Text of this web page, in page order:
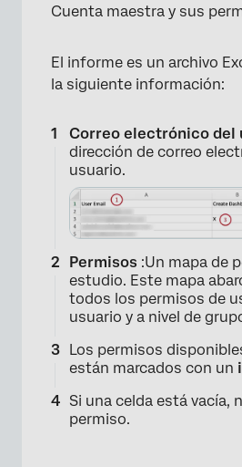
Cuenta maestra y sus
El informe es un archivo
la siguiente información:
Correo electrónico del
dirección de correo
usuario.
Permisos :Un mapa de
estudio. Este mapa
todos los permisos de
usuario y a nivel de
Los permisos
están marcados con un
Si una celda está vacía,
permiso.